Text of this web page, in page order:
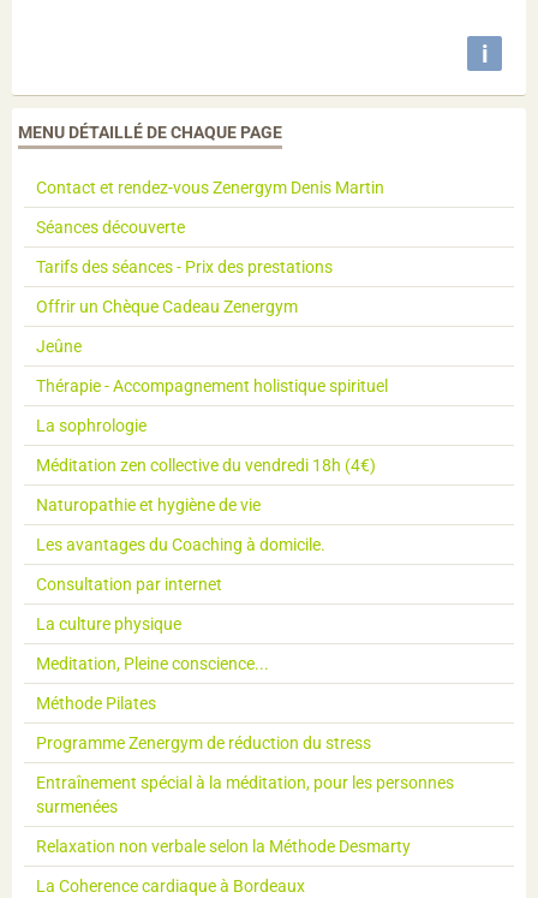
i
MENU DÉTAILLÉ DE CHAQUE PAGE
Contact et rendez-vous Zenergym Denis Martin
Séances découverte
Tarifs des séances - Prix des prestations
Offrir un Chèque Cadeau Zenergym
Jeûne
Thérapie - Accompagnement holistique spirituel
La sophrologie
Méditation zen collective du vendredi 18h (4€)
Naturopathie et hygiène de vie
Les avantages du Coaching à domicile.
Consultation par internet
La culture physique
Meditation, Pleine conscience...
Méthode Pilates
Programme Zenergym de réduction du stress
Entraînement spécial à la méditation, pour les personnes
surmenées
Relaxation non verbale selon la Méthode Desmarty
La Coherence cardiaque à Bordeaux